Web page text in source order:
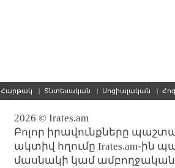
Հարթակ | Տնտեսական | Սոցիալական |
2026 © Irates.am
Բոլոր իրավունքները
ակտիվ հղումը Irates.am-ին
մասնակի կամ ամբողջական